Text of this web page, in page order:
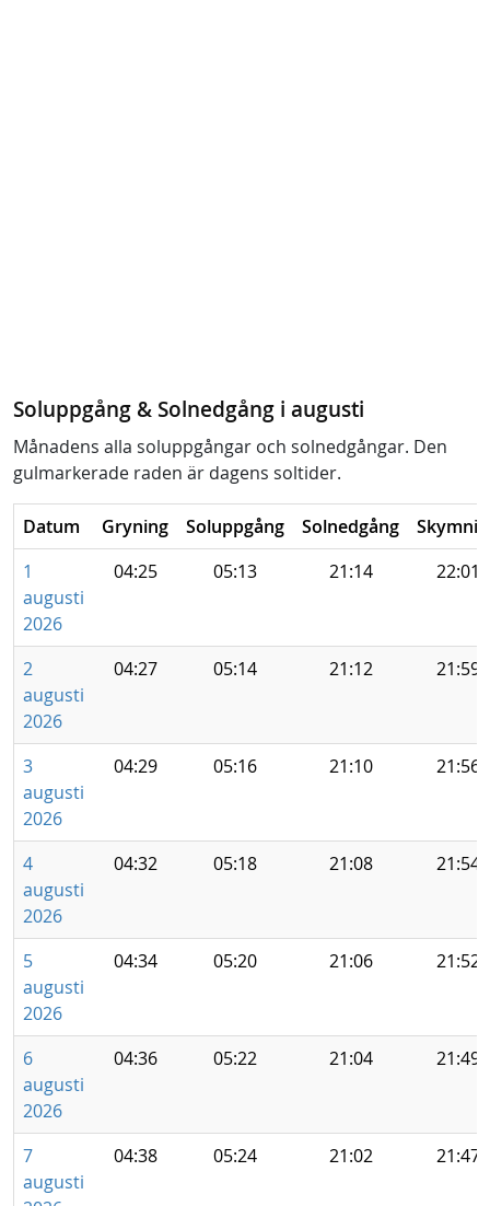
Soluppgång & Solnedgång i augusti
Månadens alla soluppgångar och solnedgångar. Den
gulmarkerade raden är dagens soltider.
Datum Gryning Soluppgång Solnedgång
1
augusti
2026
04:25 05:13 21:14 22:01
2
augusti
2026
04:27 05:14 21:12 21:59
3
augusti
2026
04:29 05:16 21:10 21:56
4
augusti
2026
04:32 05:18 21:08 21:54
5
augusti
2026
04:34 05:20 21:06 21:52
6
augusti
2026
04:36 05:22 21:04 21:49
7
augusti
04:38 05:24 21:02 21:47